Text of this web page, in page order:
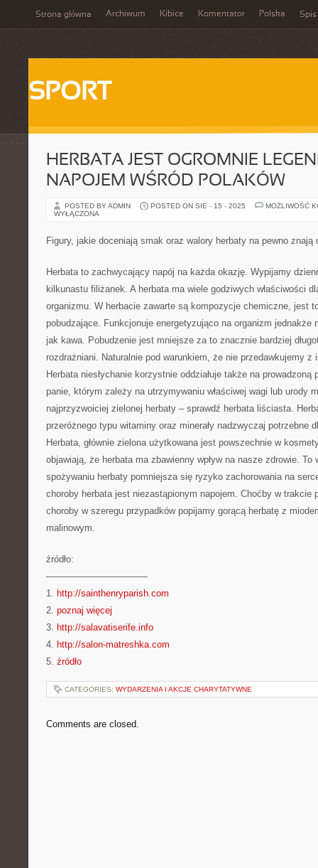
Strona główna Archiwum Kibice Komentator Polska Spis
SPORT
HERBATA JEST OGROMNIE
NAPOJEM WŚRÓD POLAKÓW
POSTED BY ADMIN POSTED ON SIE - 15 - 2025
MOŻLIWOŚĆ
WYŁĄCZONA
Figury, jakie doceniają smak oraz walory herbaty na pewno znają
Herbata to zachwycający napój na każda okazję. Wypijamy
kilkunastu filiżanek. A herbata ma wiele godziwych właściwości
organizmu. W herbacie zawarte są kompozycje chemiczne, jest
pobudzające. Funkcjonuje energetyzująco na organizm jednakże
jak kawa. Pobudzenie jest mniejsze za to znacznie bardziej
rozdrażniani. Naturalnie pod warunkiem, że nie przedawkujemy z
Herbata niesłychanie korzystnie oddziałuje także na prowadzoną
panie, którym zależy na utrzymywaniu właściwej wagi lub urody
najprzyzwoiciej zielonej herbaty – sprawdź herbata liściasta.
przeróżnego typu witaminy oraz minerały nadzwyczaj potrzebne
Herbata, głównie zielona użytkowana jest powszechnie w
objawiają, że herbata ma zbawienny wpływ na nasze zdrowie. To
spożywaniu herbaty pomniejsza się ryzyko zachorowania na
choroby herbata jest niezastąpionym napojem. Choćby w trakcie
choroby w szeregu przypadków popijamy gorącą herbatę z
malinowym.
źródło:
———————————
1. http://sainthenryparish.com
2. poznaj więcej
3. http://salavatiserife.info
4. http://salon-matreshka.com
5. źródło
CATEGORIES: WYDARZENIA I AKCJE CHARYTATYWNE
Comments are closed.